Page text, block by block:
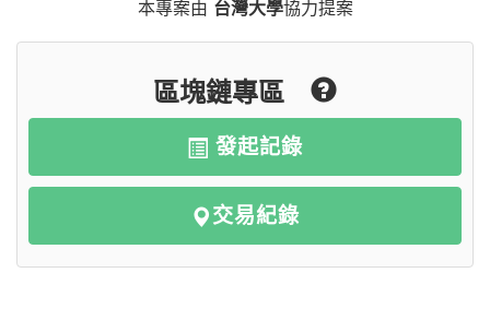
本專案由 台灣大學協力提案
區塊鏈專區
發起記錄
交易紀錄